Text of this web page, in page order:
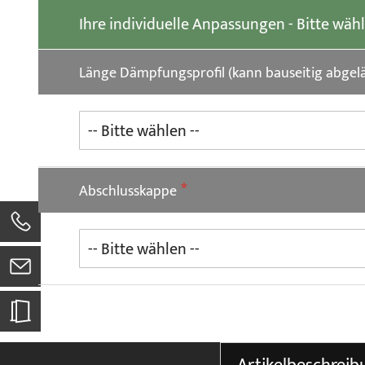
Ihre individuelle Anpassungen - Bitte
Länge Dämpfungsprofil (kann bauseitig
Abschlusskappe
Bildgalerie